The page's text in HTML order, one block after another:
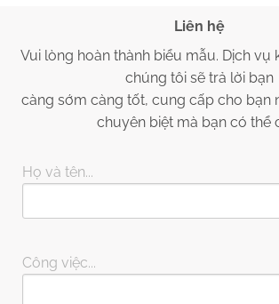
Liên hệ
Vui lòng hoàn thành biểu mẫu. Dịch vụ
chúng tôi sẽ trả lời bạn
càng sớm càng tốt, cung cấp cho bạn
chuyên biệt mà bạn có thể
Họ và tên...
Công việc...